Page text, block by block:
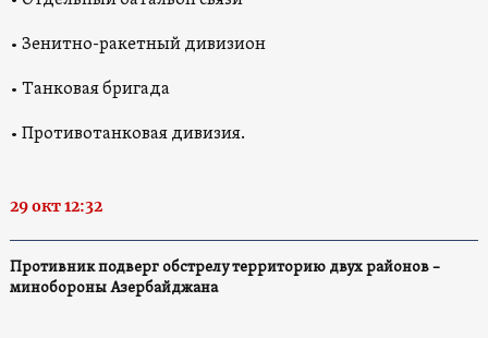
• Зенитно-ракетный дивизион
• Танковая бригада
• Противотанковая дивизия.
29 окт 12:32
Противник подверг обстрелу территорию двух районов –
минобороны Азербайджана